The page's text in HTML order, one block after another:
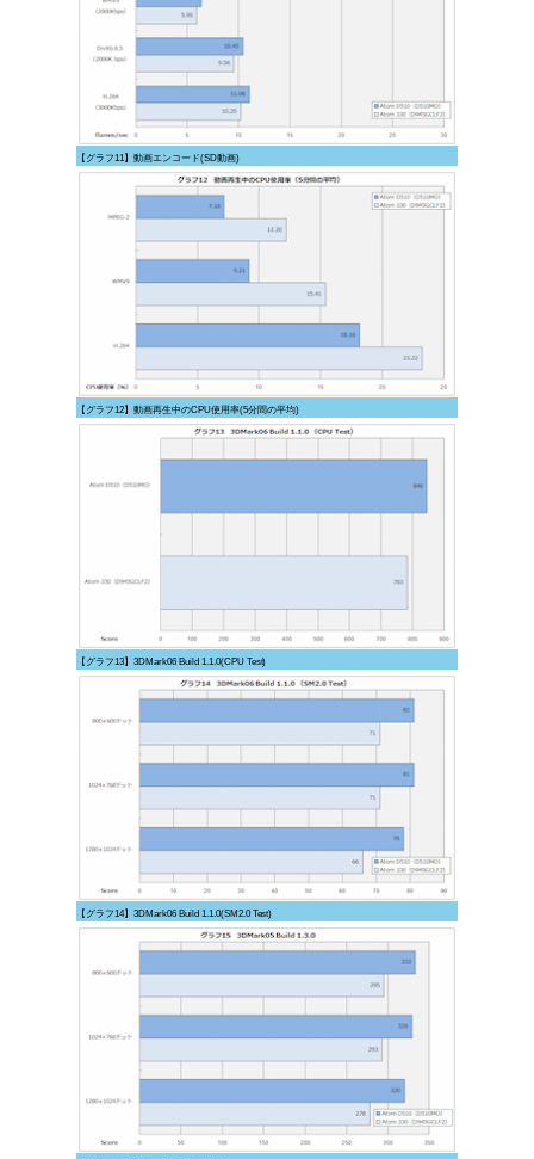
【グラフ11】動画エンコード(SD動画)
【グラフ12】動画再生中のCPU使用率(5分間の平均)
【グラフ13】3DMark06 Build 1.1.0(CPU Test)
【グラフ14】3DMark06 Build 1.1.0(SM2.0 Test)